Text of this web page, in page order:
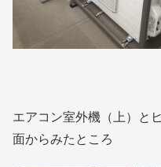
エアコン室外機（上）と
面からみたところ